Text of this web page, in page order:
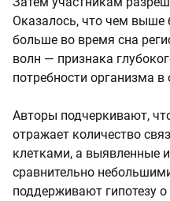
Оказалось, что чем выше
больше во время сна
волн — признака
потребности организма в
Авторы подчеркивают,
отражает количество
клетками, а выявленные
сравнительно
поддерживают гипотезу